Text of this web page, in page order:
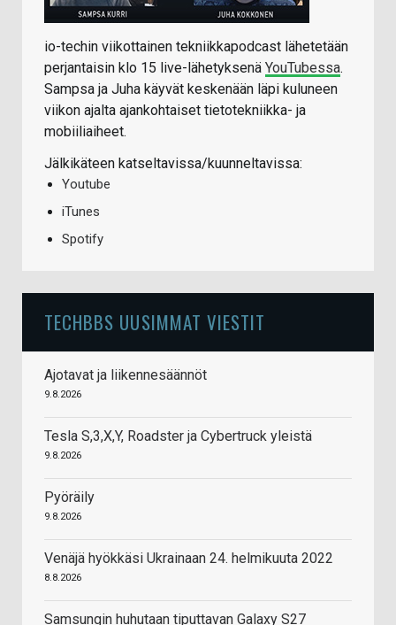
io-techin viikottainen tekniikkapodcast lähetetään
perjantaisin klo 15 live-lähetyksenä YouTubessa.
Sampsa ja Juha käyvät keskenään läpi kuluneen
viikon ajalta ajankohtaiset tietotekniikka- ja
mobiiliaiheet.
Jälkikäteen katseltavissa/kuunneltavissa:
Youtube
iTunes
Spotify
TECHBBS UUSIMMAT VIESTIT
Ajotavat ja liikennesäännöt
9.8.2026
Tesla S,3,X,Y, Roadster ja Cybertruck yleistä
9.8.2026
Pyöräily
9.8.2026
Venäjä hyökkäsi Ukrainaan 24. helmikuuta 2022
8.8.2026
Samsungin huhutaan tiputtavan Galaxy S27